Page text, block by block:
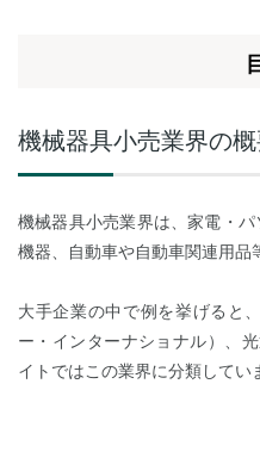
機械器具小売業界の
機械器具小売業界は、家電・
機器、自動車や自動車関連用品
大手企業の中で例を挙げると
ー・インターナショナル）、
イトではこの業界に分類してい